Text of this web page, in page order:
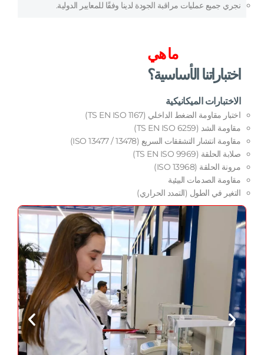
نجري جميع عمليات مراقبة الجودة لدينا وفقًا للمعايير الدولية.
ما هي
اختباراتنا الأساسية؟
الاختبارات الميكانيكية
اختبار مقاومة الضغط الداخلي (TS EN ISO 1167)
مقاومة الشد (TS EN ISO 6259)
مقاومة انتشار التشققات السريع (ISO 13477 / 13478)
صلابة الحلقة (TS EN ISO 9969)
مرونة الحلقة (ISO 13968)
مقاومة الصدمات البيئية
التغير في الطول (التمدد الحراري)